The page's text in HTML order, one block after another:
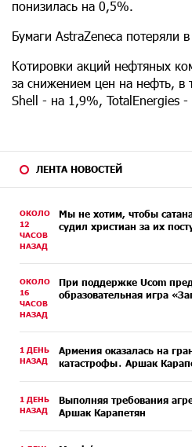
ЛЕНТА НОВОСТЕЙ
ОКОЛО
12
ЧАСОВ
НАЗАД
Мы не хотим, чтобы
судил христиан за их
ОКОЛО
16
ЧАСОВ
НАЗАД
При поддержке Ucom
образовательная игра
1 ДЕНЬ
НАЗАД
Армения оказалась на
катастрофы․ Аршак
1 ДЕНЬ
НАЗАД
Выполняя требования
Аршак Карапетян
понизилась на 0,5%.
Бумаги AstraZeneca потеряли
Котировки акций нефтяных
за снижением цен на нефть, в
Shell - на 1,9%, TotalEnergies